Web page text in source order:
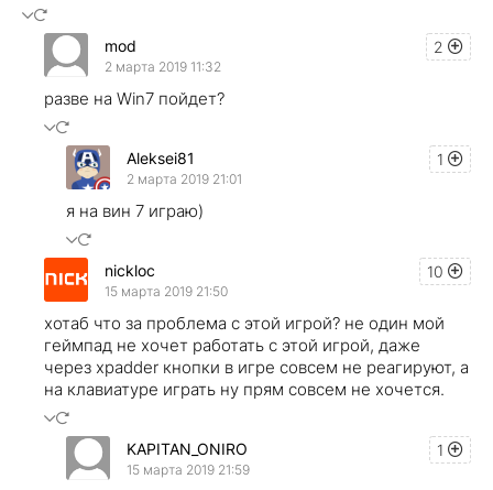
2
mod
2 марта 2019 11:32
разве на Win7 пойдет?
1
Aleksei81
2 марта 2019 21:01
я на вин 7 играю)
10
nickloc
15 марта 2019 21:50
хотаб что за проблема с этой игрой? не один мой
геймпад не хочет работать с этой игрой, даже
через xpadder кнопки в игре совсем не реагируют, а
на клавиатуре играть ну прям совсем не хочется.
1
KAPITAN_ONIRO
15 марта 2019 21:59